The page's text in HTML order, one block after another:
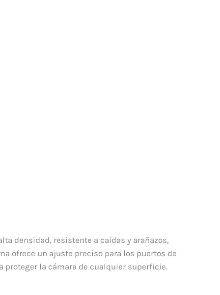
densidad, resistente a caídas y arañazos,
ofrece un ajuste preciso para los puertos de
proteger la cámara de cualquier superficie.